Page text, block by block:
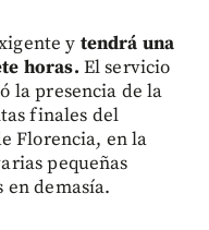
y tendrá una
horas. El servicio
la presencia de la
finales del
Florencia, en la
pequeñas
en demasía.